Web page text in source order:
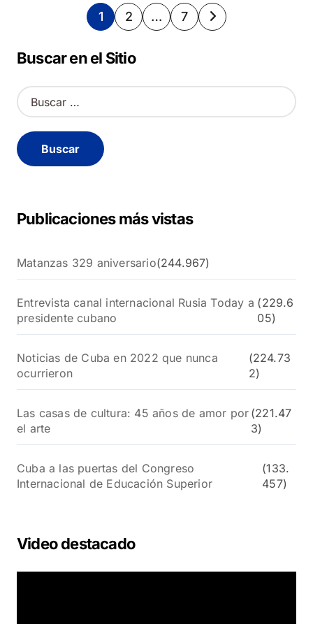
Paginación
de
entradas
1 2 … 7
Buscar en el Sitio
B
u
c
a
Publicaciones más vistas
Matanzas 329 aniversario(244.967)
Entrevista canal internacional Rusia Today a
presidente cubano
(229.6
05)
Noticias de Cuba en 2022 que nunca
ocurrieron
(224.73
2)
Las casas de cultura: 45 años de amor por
el arte
(221.47
3)
Cuba a las puertas del Congreso
Internacional de Educación Superior
(133.
457)
Video destacado